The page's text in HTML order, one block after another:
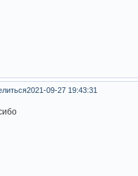
2021-09-27 19:43:31